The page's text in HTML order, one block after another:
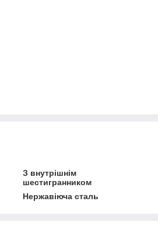
З внутрішнім
шестигранником
Нержавіюча сталь